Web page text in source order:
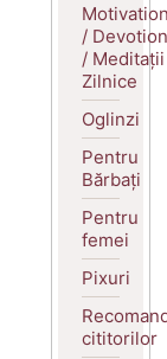
/
/ Meditații
Zilnice
Oglinzi
Pentru
Bărbați
Pentru
femei
Pixuri
cititorilor